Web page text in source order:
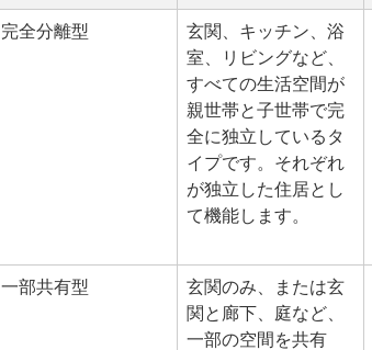
完全分離型
玄関、キッチン、浴
室、リビングなど、
すべての生活空間が
親世帯と子世帯で完
全に独立しているタ
イプです。それぞれ
が独立した住居とし
て機能します。
一部共有型
玄関のみ、または玄
関と廊下、庭など、
一部の空間を共有